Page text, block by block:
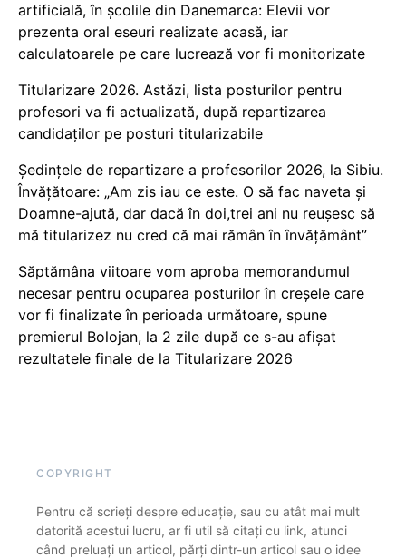
artificială, în școlile din Danemarca: Elevii vor
prezenta oral eseuri realizate acasă, iar
calculatoarele pe care lucrează vor fi monitorizate
Titularizare 2026. Astăzi, lista posturilor pentru
profesori va fi actualizată, după repartizarea
candidaților pe posturi titularizabile
Ședințele de repartizare a profesorilor 2026, la Sibiu.
Învățătoare: „Am zis iau ce este. O să fac naveta și
Doamne-ajută, dar dacă în doi,trei ani nu reușesc să
mă titularizez nu cred că mai rămân în învățământ”
Săptămâna viitoare vom aproba memorandumul
necesar pentru ocuparea posturilor în creșele care
vor fi finalizate în perioada următoare, spune
premierul Bolojan, la 2 zile după ce s-au afișat
rezultatele finale de la Titularizare 2026
COPYRIGHT
Pentru că scrieți despre educație, sau cu atât mai mult
datorită acestui lucru, ar fi util să citați cu link, atunci
când preluați un articol, părți dintr-un articol sau o idee